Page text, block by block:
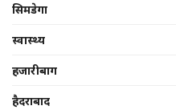
सिमडेगा
स्वास्थ्य
हजारीबाग
हैदराबाद